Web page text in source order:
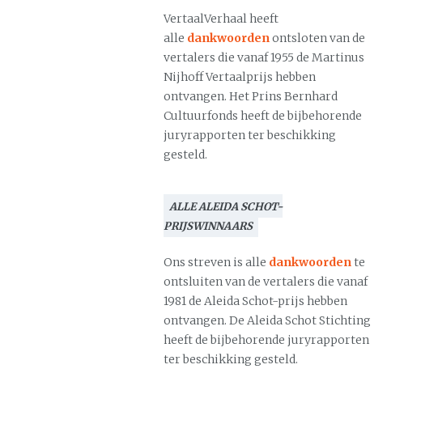
VertaalVerhaal heeft
alle dankwoordenontsloten van de
vertalers die vanaf 1955 de Martinus
Nijhoff Vertaalprijs hebben
ontvangen. Het Prins Bernhard
Cultuurfonds heeft de bijbehorende
juryrapporten ter beschikking
gesteld.
ALLE ALEIDA SCHOT-
PRIJSWINNAARS
Ons streven is alle dankwoordente
ontsluiten van de vertalers die vanaf
1981 de Aleida Schot-prijs hebben
ontvangen. De Aleida Schot Stichting
heeft de bijbehorende juryrapporten
ter beschikking gesteld.